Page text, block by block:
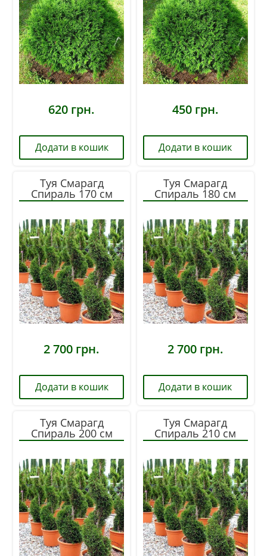
620 грн.
Додати в кошик
450грн.
Додати в кошик
Туя Смарагд
Спираль 170 см
2 700 грн.
Додати в кошик
Туя Смарагд
Спираль 180 см
2 700грн.
Додати в кошик
Туя Смарагд
Спираль 200 см
Туя Смарагд
Спираль 210 см